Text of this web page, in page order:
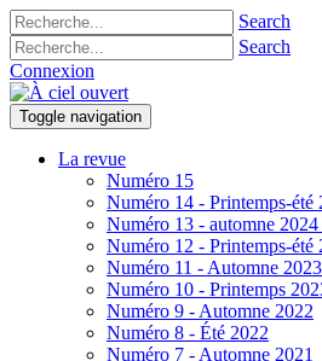
Search
Search
Connexion
Toggle navigation
La revue
Numéro 15
Numéro 14 - Printemps-été
Numéro 13 - automne
Numéro 12 - Printemps-été
Numéro 11 - Automne
Numéro 10 - Printemps
Numéro 9 - Automne 2022
Numéro 8 - Été 2022
Numéro 7 - Automne 2021